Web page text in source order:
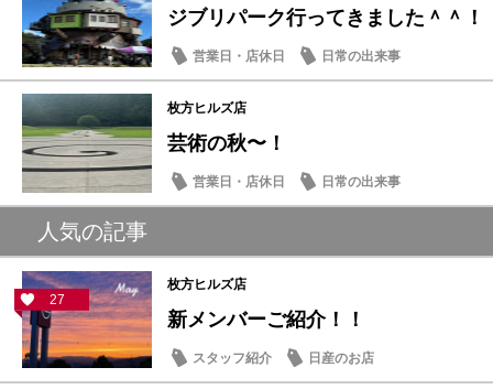
ジブリパーク行ってきました＾＾！
営業日・店休日 日常の出来事
枚方ヒルズ店
芸術の秋〜！
営業日・店休日 日常の出来事
人気の記事
27
枚方ヒルズ店
新メンバーご紹介！！
スタッフ紹介 日産のお店